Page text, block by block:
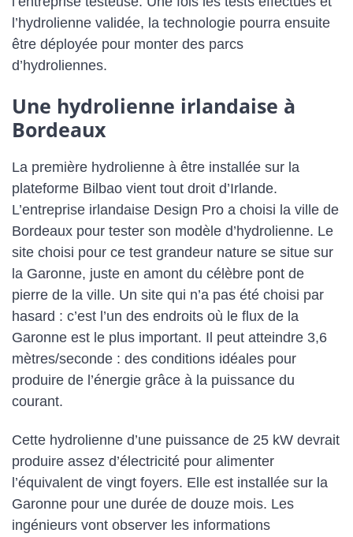
l’hydrolienne validée, la technologie pourra ensuite
être déployée pour monter des parcs
d’hydroliennes.
Une hydrolienne irlandaise à
Bordeaux
La première hydrolienne à être installée sur la
plateforme Bilbao vient tout droit d’Irlande.
L’entreprise irlandaise Design Pro a choisi la ville de
Bordeaux pour tester son modèle d’hydrolienne. Le
site choisi pour ce test grandeur nature se situe sur
la Garonne, juste en amont du célèbre pont de
pierre de la ville. Un site qui n’a pas été choisi par
hasard : c’est l’un des endroits où le flux de la
Garonne est le plus important. Il peut atteindre 3,6
mètres/seconde : des conditions idéales pour
produire de l’énergie grâce à la puissance du
courant.
Cette hydrolienne d’une puissance de 25 kW devrait
produire assez d’électricité pour alimenter
l’équivalent de vingt foyers. Elle est installée sur la
Garonne pour une durée de douze mois. Les
ingénieurs vont observer les informations